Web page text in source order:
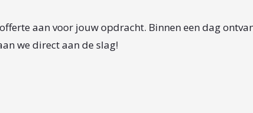
aan voor jouw opdracht. Binnen een dag
we direct aan de slag!